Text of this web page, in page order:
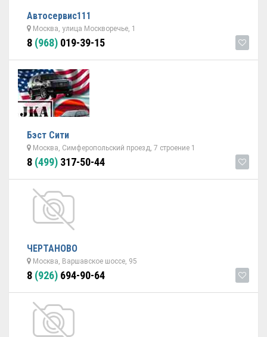
Автосервис111
Москва, улица Москворечье, 1
8 (968) 019-39-15
Бэст Сити
Москва, Симферопольский проезд, 7 строение 1
8 (499) 317-50-44
ЧЕРТАНОВО
Москва, Варшавское шоссе, 95
8 (926) 694-90-64